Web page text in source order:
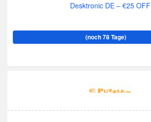
Desktronic DE – €25 OFF
(noch 78 Tage)